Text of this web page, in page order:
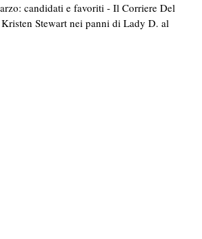
candidati e favoriti - Il Corriere Del
Kristen Stewart nei panni di Lady D. al